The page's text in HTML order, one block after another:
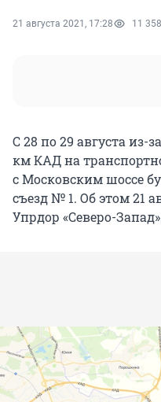
21 августа 2021, 17:28 11 358
С 28 по 29 августа из-
км КАД на
с Московским шоссе
съезд № 1. Об этом 21
Упрдор «Северо-